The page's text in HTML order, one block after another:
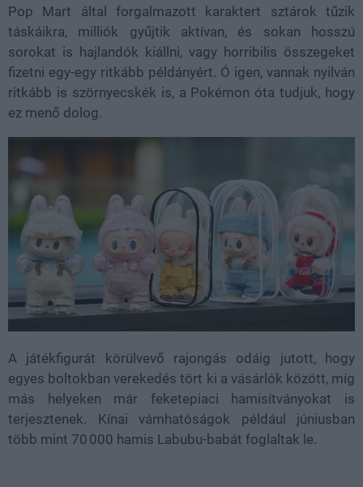
Pop Mart által forgalmazott karaktert sztárok tűzik
táskáikra, milliók gyűjtik aktívan, és sokan hosszú
sorokat is hajlandók kiállni, vagy horribilis összegeket
fizetni egy-egy ritkább példányért. Ó igen, vannak nyilván
ritkább is szörnyecskék is, a Pokémon óta tudjuk, hogy
ez menő dolog.
A játékfigurát körülvevő rajongás odáig jutott, hogy
egyes boltokban verekedés tört ki a vásárlók között, míg
más helyeken már feketepiaci hamisítványokat is
terjesztenek. Kínai vámhatóságok például júniusban
több mint 70 000 hamis Labubu-babát foglaltak le.